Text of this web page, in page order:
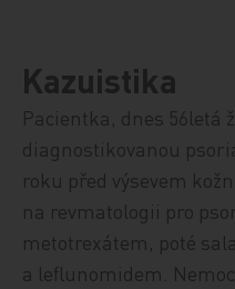
Kazuistika
Pacientka, dnes 56letá
diagnostikovanou
roku před výsevem
na revmatologii pro
metotrexátem, poté
a leflunomidem.